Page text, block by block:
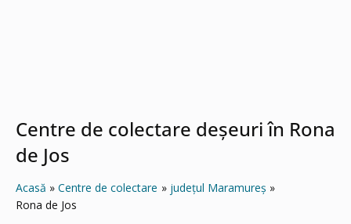
Centre de colectare deșeuri în Rona
de Jos
Acasă Centre de colectare
județul Maramureș
Rona de Jos